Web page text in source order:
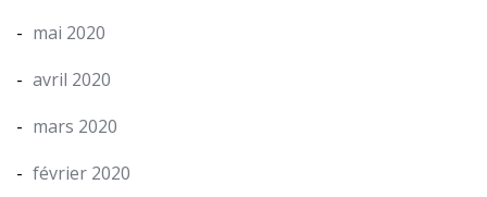
mai 2020
avril 2020
mars 2020
février 2020